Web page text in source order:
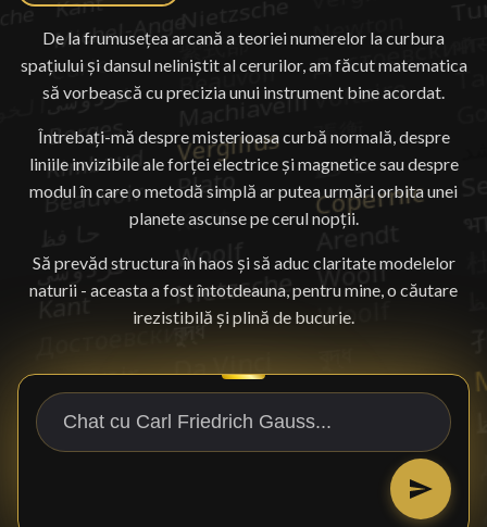
De la frumusețea arcană a teoriei numerelor la curbura
spațiului și dansul neliniștit al cerurilor, am făcut matematica
să vorbească cu precizia unui instrument bine acordat.
Întrebați-mă despre misterioasa curbă normală, despre
liniile invizibile ale forței electrice și magnetice sau despre
modul în care o metodă simplă ar putea urmări orbita unei
planete ascunse pe cerul nopții.
Să prevăd structura în haos și să aduc claritate modelelor
naturii - aceasta a fost întotdeauna, pentru mine, o căutare
irezistibilă și plină de bucurie.